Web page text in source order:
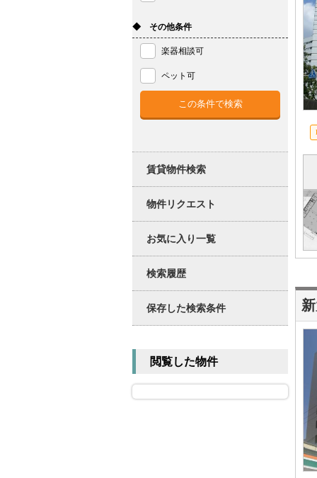
◆ その他条件
楽器相談可
ペット可
賃貸物件検索
物件リクエスト
お気に入り一覧
検索履歴
保存した検索条件
閲覧した物件